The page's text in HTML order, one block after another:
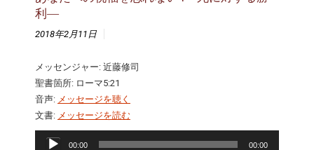
利―
2018年2月11日
メッセンジャー: 近藤修司
聖書箇所: ローマ5:21
音声: メッセージを聴く
文書: メッセージを読む
00:00 00:00